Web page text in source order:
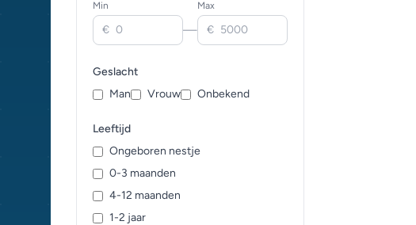
Min
€ —
Max
€
Geslacht
Man
Vrouw Onbekend
Leeftijd
Ongeboren nestje
0-3 maanden
4-12 maanden
1-2 jaar